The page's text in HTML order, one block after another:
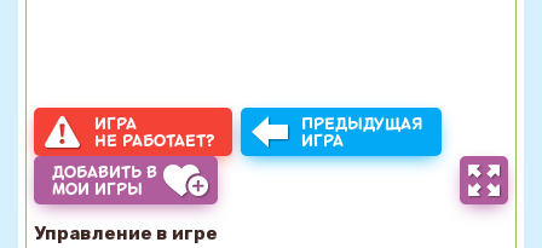
ИГРА
НЕ РАБОТАЕТ?
ПРЕДЫДУЩАЯ
ИГРА
ДОБАВИТЬ В
МОИ ИГРЫ
Управление в игре